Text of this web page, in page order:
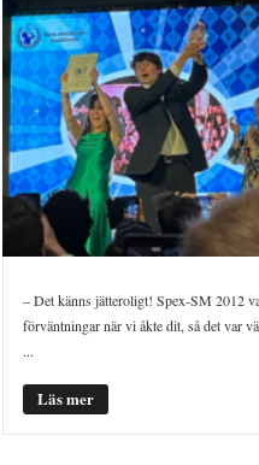
– Det känns jätteroligt! Spex-SM 2012
förväntningar när vi åkte dit, så det var
...
Läs mer